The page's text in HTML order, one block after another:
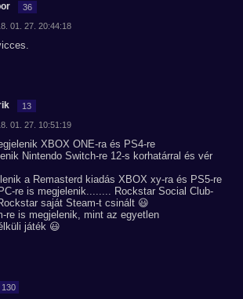
36
01. 27. 20:44:18
13
01. 27. 10:51:19
XBOX ONE-ra és PS4-re
Nintendo Switch-re 12-s korhatárral és vér
a Remasterd kiadás XBOX xy-ra és PS5-re
re is megjelenik........ Rockstar Social Club-
saját Steam-t csinált 😃
re is megjelenik, mint az egyetlen
játék 😃
130